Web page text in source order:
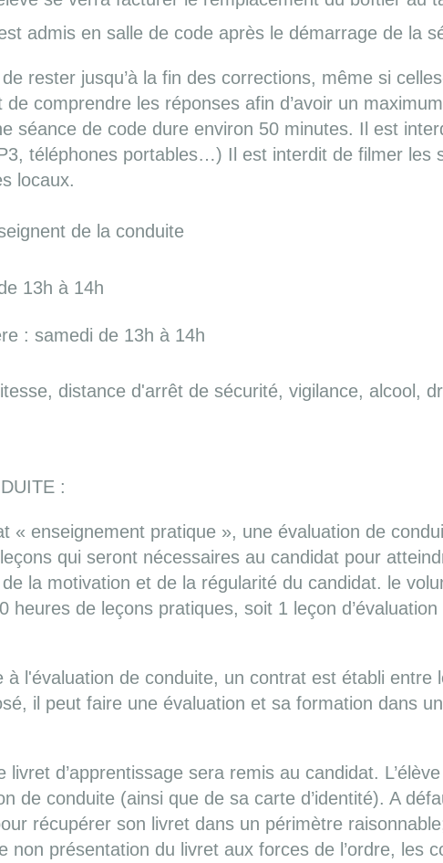
admis en salle de code après le démarrage de la
rester jusqu’à la fin des corrections, même si
comprendre les réponses afin d’avoir un
séance de code dure environ 50 minutes. Il est
téléphones portables…) Il est interdit de filmer les
locaux.
de la conduite
13h à 14h
: samedi de 13h à 14h
distance d'arrêt de sécurité, vigilance, alcool,
:
« enseignement pratique », une évaluation de
qui seront nécessaires au candidat pour
la motivation et de la régularité du candidat. le
de leçons pratiques, soit 1 leçon
l'évaluation de conduite, un contrat est établi entre
il peut faire une évaluation et sa formation dans
livret d’apprentissage sera remis au candidat.
de conduite (ainsi que de sa carte d’identité). A
récupérer son livret dans un périmètre
présentation du livret aux forces de l’ordre, les